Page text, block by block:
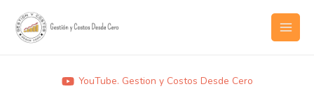
contenido
YouTube. Gestion y Costos Desde Cero